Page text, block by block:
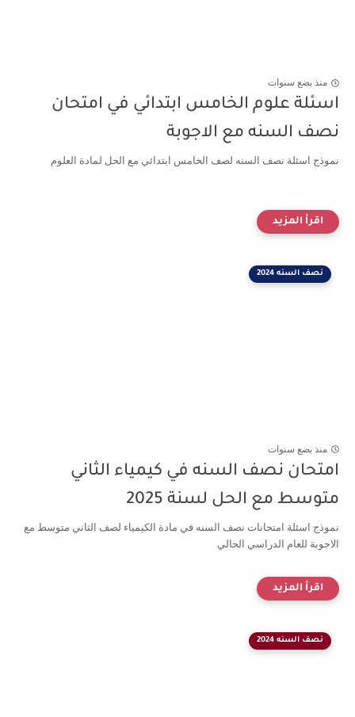
منذ بضع سنوات
اسئلة علوم الخامس ابتدائي في امتحان
نصف السنه مع الاجوبة
نموذج اسئلة نصف السنه لصف الخامس ابتدائي مع الحل لمادة العلوم
نصف السنه 2024
منذ بضع سنوات
امتحان نصف السنه في كيمياء الثاني
متوسط مع الحل لسنة 2025
نموذج اسئلة امتحانات نصف السنه في مادة الكيمياء لصف الثاني متوسط مع
الاجوبة للعام الدراسي الحالي
نصف السنه 2024